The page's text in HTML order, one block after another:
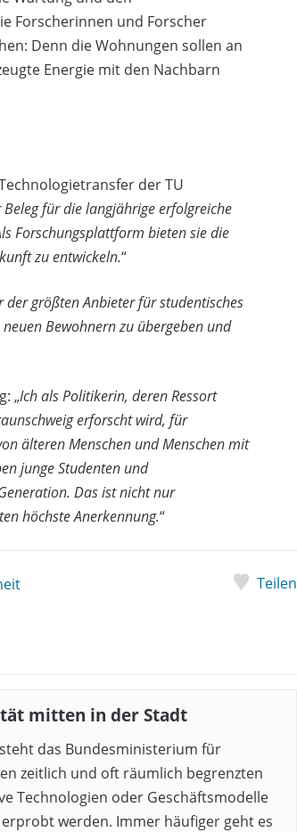
Forscherinnen und Forscher
Denn die Wohnungen sollen an
Energie mit den Nachbarn
der TU
für die langjährige erfolgreiche
Forschungsplattform bieten sie die
zu entwickeln.“
der größten Anbieter für studentisches
Bewohnern zu übergeben und
„Ich als Politikerin, deren Ressort
erforscht wird, für
älteren Menschen und Menschen mit
junge Studenten und
Das ist nicht nur
höchste Anerkennung.“
Teilen
mitten in der Stadt
das Bundesministerium für
zeitlich und oft räumlich begrenzten
Technologien oder Geschäftsmodelle
werden. Immer häufiger geht es